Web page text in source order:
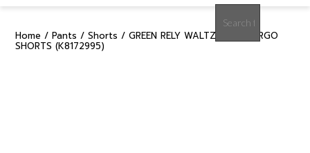
search
Home / Pants / Shorts / GREEN RELY WALTZ EASY CARGO
SHORTS (K8172995)